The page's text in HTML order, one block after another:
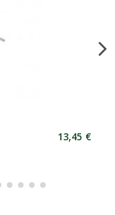
13,45 €